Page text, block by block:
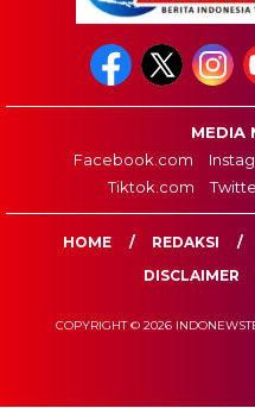
MEDIA
Facebook.com
Tiktok.com
HOME REDAKSI
DISCLAIMER
COPYRIGHT © 2026